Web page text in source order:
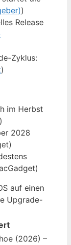
)
Release
Zyklus:
)
im Herbst
)
2028
auf einen
Upgrade-
(2026) –